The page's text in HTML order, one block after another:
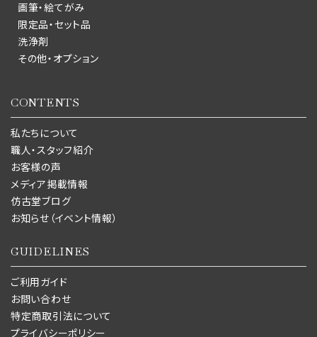
画筆・絵てがみ
限定品・セット品
洗浄剤
その他・オプション
CONTENTS
私たちについて
職人・スタッフ紹介
お客様の声
メディア掲載情報
仿古堂ブログ
お知らせ（イベント情報）
GUIDELINES
ご利用ガイド
お問い合わせ
特定商取引法について
プライバシーポリシー